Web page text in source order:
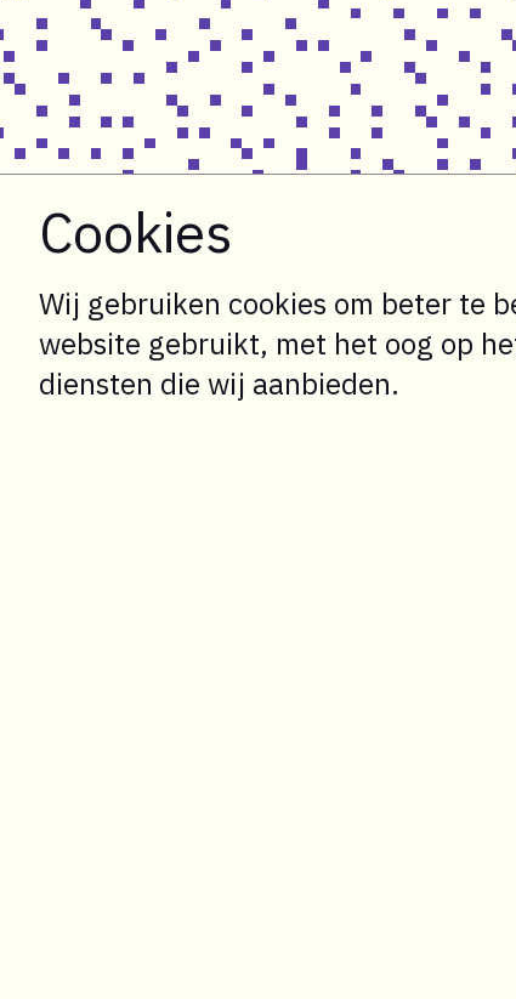
Cookies
Wij gebruiken cookies om beter te
website gebruikt, met het oog op
diensten die wij aanbieden.